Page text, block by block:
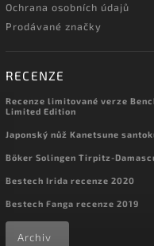
Ochrana osobních údajů
Prodávané značky
RECENZE
Recenze limitované verze
Limited Edition
Japonský nůž Kanetsune
Böker Solingen Tirpitz-
Bestech Irida recenze 2020
Bestech Fanga recenze 2019
Archiv